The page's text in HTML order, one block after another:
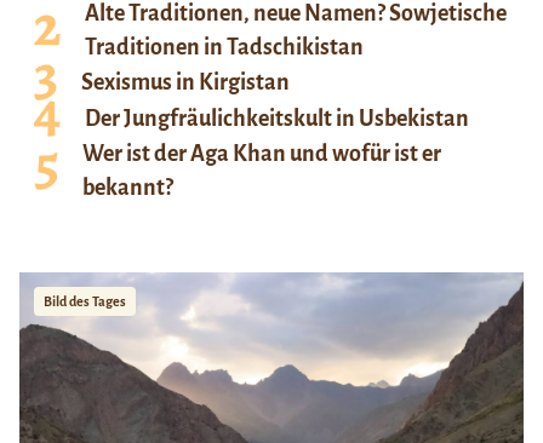
Alte Traditionen, neue Namen? Sowjetische
Traditionen in Tadschikistan
Sexismus in Kirgistan
Der Jungfräulichkeitskult in Usbekistan
Wer ist der Aga Khan und wofür ist er
bekannt?
Bild des Tages